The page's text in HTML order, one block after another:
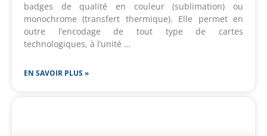
badges de qualité en couleur (sublimation) ou
monochrome (transfert thermique). Elle permet en
outre l’encodage de tout type de cartes
technologiques, à l’unité …
EN SAVOIR PLUS »